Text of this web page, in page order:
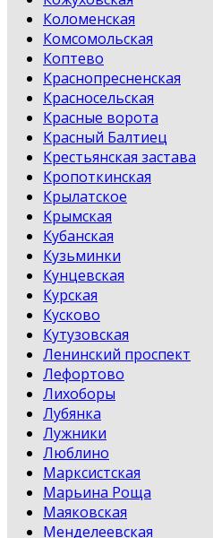
Коломенская
Комсомольская
Коптево
Краснопресненская
Красносельская
Красные ворота
Красный Балтиец
Крестьянская застава
Кропоткинская
Крылатское
Крымская
Кубанская
Кузьминки
Кунцевская
Курская
Кусково
Кутузовская
Ленинский проспект
Лефортово
Лихоборы
Лубянка
Лужники
Люблино
Марксистская
Марьина Роща
Маяковская
Менделеевская